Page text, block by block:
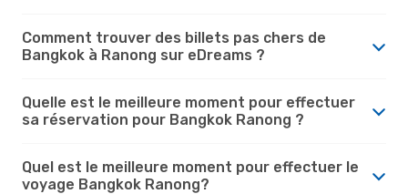
Comment trouver des billets pas chers de
Bangkok à Ranong sur eDreams ?
Quelle est le meilleure moment pour effectuer
sa réservation pour Bangkok Ranong ?
Quel est le meilleure moment pour effectuer le
voyage Bangkok Ranong?